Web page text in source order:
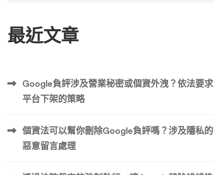
與受眾互動，您可以展示您對客戶滿意度的承諾，並表明您
認真對待他們的意見。這不僅有助於解決客戶問題，還可以
站和搜尋引擎結果。透過保持積極主動並及時解決負面評
論，您將有更好的機會最大程度地減少負面評論的影響並維
ok 上的負面評論會嚴重影響您的品牌聲譽和客戶認知。 Fac
ebook 擁有數百萬活躍用戶，是客戶表達意見和體驗的重要
平台。一則負面評論可能會影響大量受眾，這可能會阻止潛
最近文章
Google負評涉及營業秘密或個資外洩？依法要求
平台下架的策略
個資法可以幫你刪除Google負評嗎？涉及隱私的
惡意留言處理